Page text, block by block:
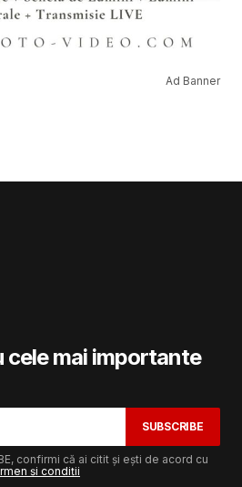
Ad Banner
cele mai importante
SUBSCRIBE
confirmi că ai citit și ești de acord cu
și condiții